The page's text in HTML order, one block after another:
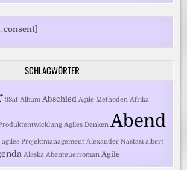
SCHLAGWÖRTER
3Sat Album Abschied Agile Methoden Afrika
Agiles Denken Abend
agiles Projektmanagement Alexander Nastasi albert
Alaska Abenteuerroman Agile